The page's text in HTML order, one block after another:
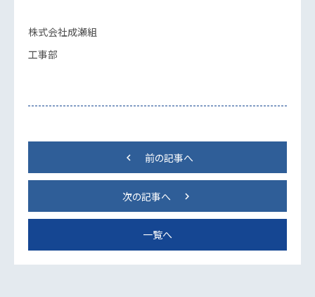
株式会社成瀬組
工事部
keyboard_arrow_left 前の記事へ
次の記事へ keyboard_arrow_right
一覧へ